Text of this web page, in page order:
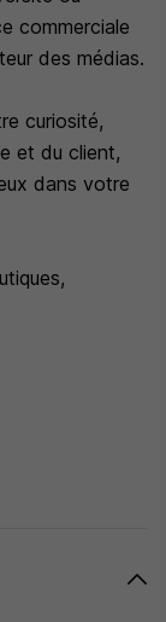
commerciale
des médias.
curiosité,
et du client,
dans votre